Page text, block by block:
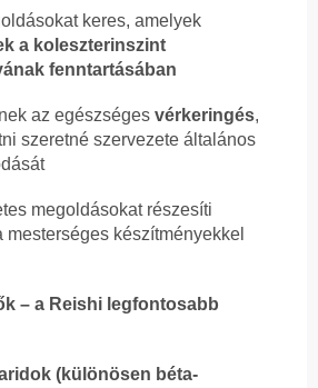
keres, amelyek
a koleszterinszint
fenntartásában
az egészséges vérkeringés,
szeretné szervezete általános
megoldásokat részesíti
mesterséges készítményekkel
– a Reishi legfontosabb
(különösen béta-